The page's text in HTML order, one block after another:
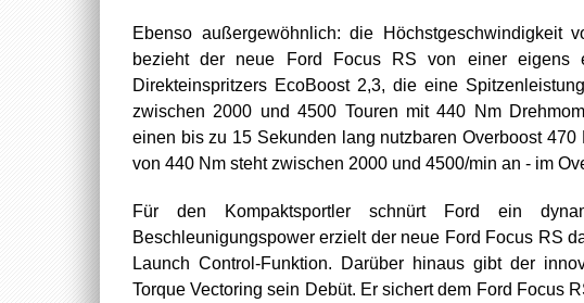
Ebenso außergewöhnlich: die
bezieht der neue Ford Focus RS von einer eigens
Direkteinspritzers EcoBoost 2,3, die eine
zwischen 2000 und 4500 Touren mit 440 Nm
einen bis zu 15 Sekunden lang nutzbaren Overboost
von 440 Nm steht zwischen 2000 und 4500/min an - im
Für den Kompaktsportler schnürt Ford ein
Beschleunigungspower erzielt der neue Ford Focus RS
Launch Control-Funktion. Darüber hinaus gibt der
Torque Vectoring sein Debüt. Er sichert dem Ford Focus